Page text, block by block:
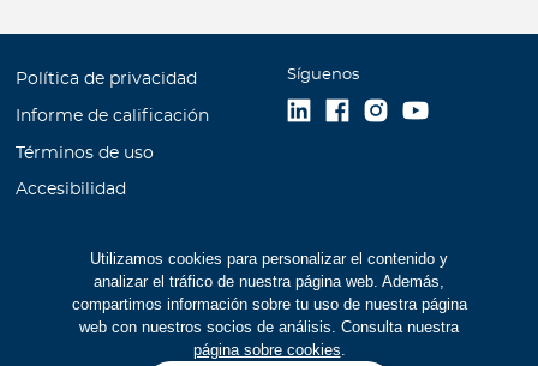
Utilizamos cookies para personalizar el contenido y
analizar el tráfico de nuestra página web. Además,
compartimos información sobre tu uso de nuestra página
web con nuestros socios de análisis. Consulta nuestra
página sobre cookies.
Política de privacidad
Informe de calificación
Términos de uso
Accesibilidad
Mapa Web
Trabaje con Bupa
Cookies
Síguenos